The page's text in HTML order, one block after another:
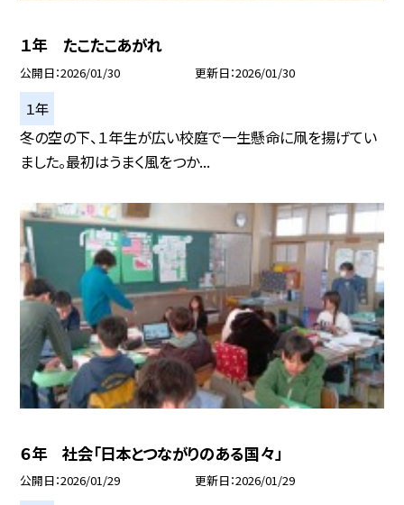
１年 たこたこあがれ
公開日 2026/01/30 更新日 2026/01/30
１年
冬の空の下、１年生が広い校庭で一生懸命に凧を揚げてい
ました。最初はうまく風をつか...
６年 社会「日本とつながりのある国々」
公開日 2026/01/29 更新日 2026/01/29